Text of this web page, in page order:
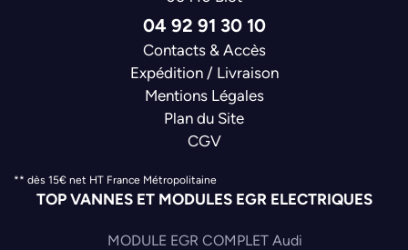
04 92 91 30 10
Contacts & Accès
Expédition / Livraison
Mentions Légales
Plan du Site
CGV
** dès 15€ net HT France Métropolitaine
TOP VANNES ET MODULES EGR ELECTRIQUES
MODULE EGR COMPLET Audi